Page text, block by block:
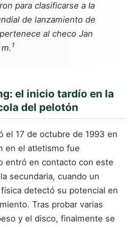
para clasificarse a la
de lanzamiento de
al checo Jan
1
el inicio tardío en la
del pelotón
el 17 de octubre de 1993 en
en el atletismo fue
entró en contacto con este
secundaria, cuando un
detectó su potencial en
Tras probar varias
y el disco, finalmente se